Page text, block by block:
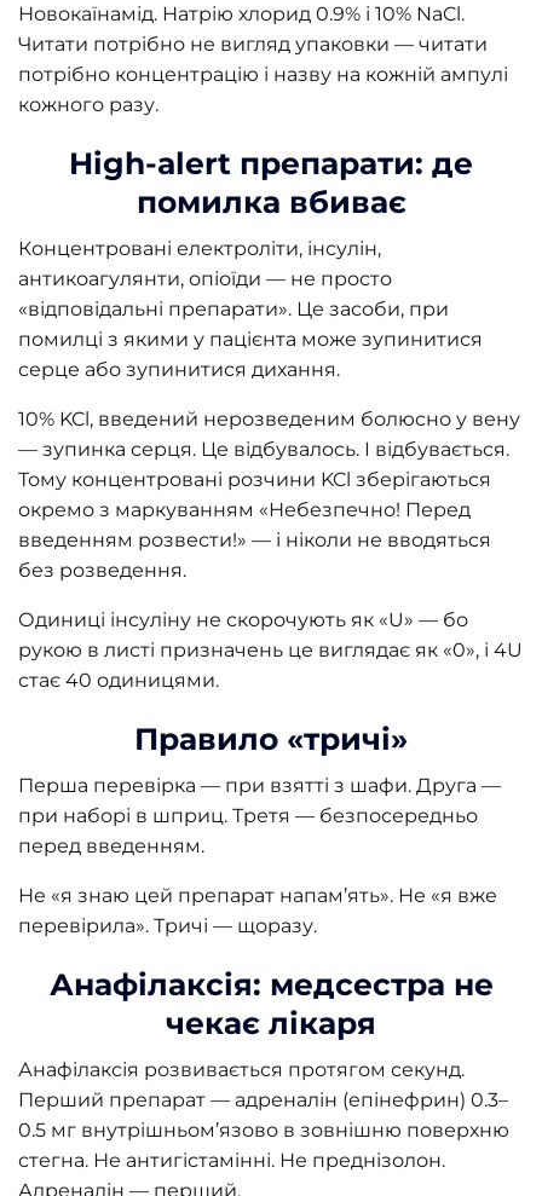
Новокаїнамід. Натрію хлорид 0.9% і 10% NaCl.
Читати потрібно не вигляд упаковки — читати
потрібно концентрацію і назву на кожній ампулі
кожного разу.
High-alert препарати: де
помилка вбиває
Концентровані електроліти, інсулін,
антикоагулянти, опіоїди — не просто
«відповідальні препарати». Це засоби, при
помилці з якими у пацієнта може зупинитися
серце або зупинитися дихання.
10% KCl, введений нерозведеним болюсно у вену
— зупинка серця. Це відбувалось. І відбувається.
Тому концентровані розчини KCl зберігаються
окремо з маркуванням «Небезпечно! Перед
введенням розвести!» — і ніколи не вводяться
без розведення.
Одиниці інсуліну не скорочують як «U» — бо
рукою в листі призначень це виглядає як «0», і 4U
стає 40 одиницями.
Правило «тричі»
Перша перевірка — при взятті з шафи. Друга —
при наборі в шприц. Третя — безпосередньо
перед введенням.
Не «я знаю цей препарат напам’ять». Не «я вже
перевірила». Тричі — щоразу.
Анафілаксія: медсестра не
чекає лікаря
Анафілаксія розвивається протягом секунд.
Перший препарат — адреналін (епінефрин) 0.3–
0.5 мг внутрішньом’язово в зовнішню поверхню
стегна. Не антигістамінні. Не преднізолон.
Адреналін — перший.